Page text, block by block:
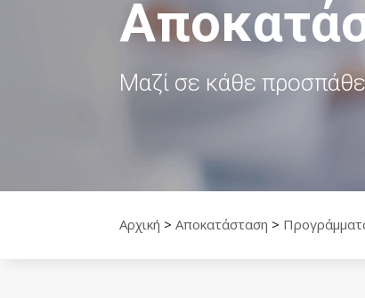
Μαζί σε κάθε
Αρχική >Αποκατάσταση >